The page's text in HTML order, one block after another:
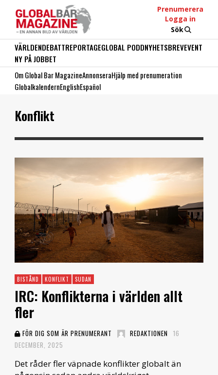
Prenumerera
Logga in
Sök
VÄRLDENDEBATTREPORTAGEGLOBAL PODDNYHETSBREVEVENT
NY PÅ JOBBET
Om Global Bar MagazineAnnonseraHjälp med prenumeration
GlobalkalendernEnglishEspañol
Konflikt
BISTÅND KONFLIKT SUDAN
IRC: Konflikterna i världen allt
fler
FÖR DIG SOM ÄR PRENUMERANT REDAKTIONEN 16
DECEMBER, 2025
Det råder fler väpnade konflikter globalt än